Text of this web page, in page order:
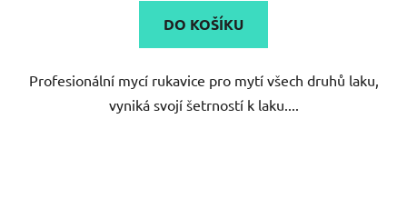
5,0
z
hvězdiček.
DO KOŠÍKU
Profesionální mycí rukavice pro mytí všech druhů laku,
vyniká svojí šetrností k laku....